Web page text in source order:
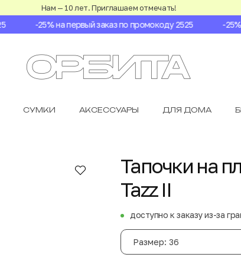
Нам — 10 лет. Приглашаем отмечать!
-25% на первый заказ по промокоду 2525 -25%
СУМКИ АКСЕССУАРЫ ДЛЯ ДОМА
Тапочки на
Tazz II
доступно к заказу из-за
Размер: 36